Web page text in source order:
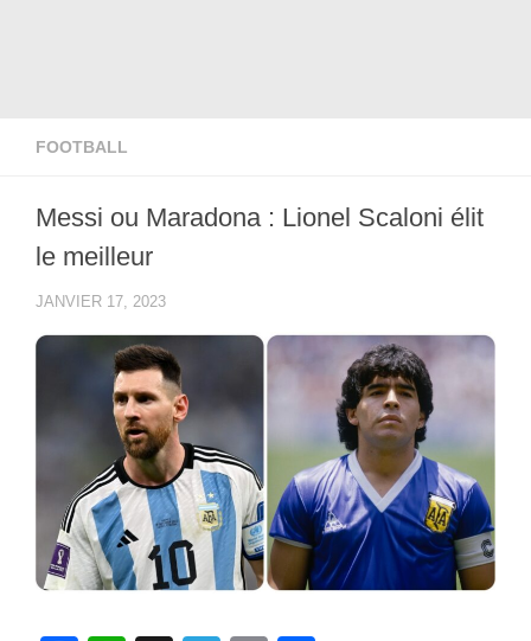
FOOTBALL
Messi ou Maradona : Lionel Scaloni élit
le meilleur
JANVIER 17, 2023